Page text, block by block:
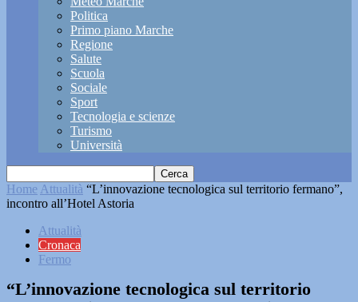
Politica
Primo piano Marche
Regione
Salute
Scuola
Sociale
Sport
Tecnologia e scienze
Turismo
Università
Home Attualità “L’innovazione tecnologica sul territorio fermano”,
incontro all’Hotel Astoria
Attualità
Cronaca
Fermo
“L’innovazione tecnologica sul territorio